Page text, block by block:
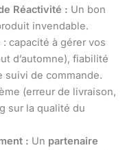
Réactivité : Un bon
invendable.
: capacité à gérer vos
d’automne), fiabilité
suivi de commande.
(erreur de livraison,
sur la qualité du
: Un partenaire